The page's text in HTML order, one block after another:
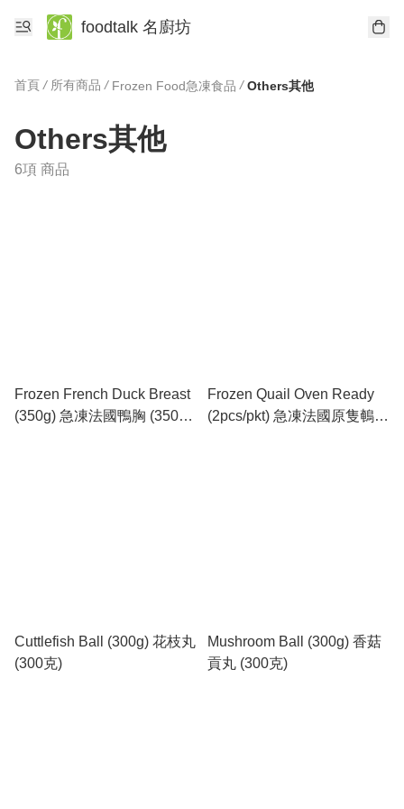
foodtalk 名廚坊
首頁 / 所有商品 / Frozen Food急凍食品 / Others其他
Others其他
6項 商品
Frozen French Duck Breast
(350g) 急凍法國鴨胸 (350
Frozen Quail Oven Ready
(2pcs/pkt) 急凍法國原隻鵪鶉
Cuttlefish Ball (300g) 花枝丸
(300克)
Mushroom Ball (300g) 香菇
貢丸 (300克)